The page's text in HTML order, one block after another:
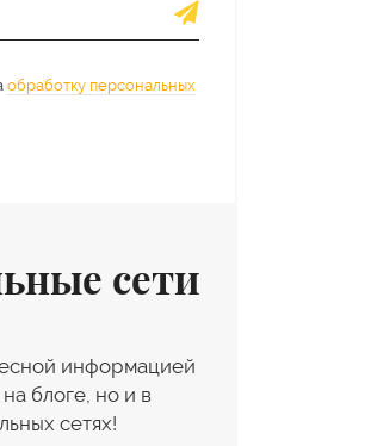
обработку персональных
сети
информацией
блоге, но и в
сетях!